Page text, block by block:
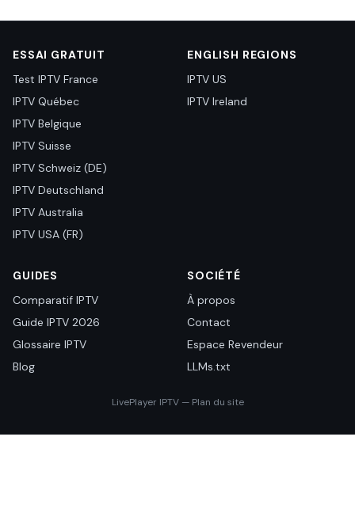
ESSAI GRATUIT
Test IPTV France
IPTV Québec
IPTV Belgique
IPTV Suisse
IPTV Schweiz (DE)
IPTV Deutschland
IPTV Australia
IPTV USA (FR)
ENGLISH REGIONS
IPTV US
IPTV Ireland
GUIDES
Comparatif IPTV
Guide IPTV 2026
Glossaire IPTV
Blog
SOCIÉTÉ
À propos
Contact
Espace Revendeur
LLMs.txt
LivePlayer IPTV — Plan du site